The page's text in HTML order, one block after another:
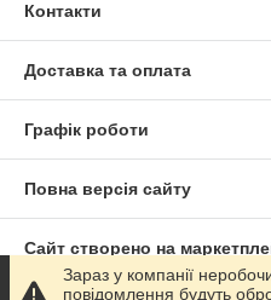
Контакти
Доставка та оплата
Графік роботи
Повна версія сайту
Сайт створено на
Зараз у компанії
повідомлення будуть